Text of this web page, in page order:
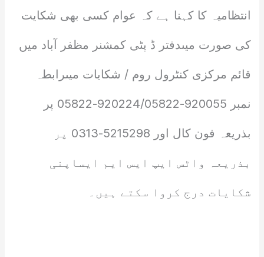
انتظامیہ کا کہنا ہے کہ عوام کسی بھی شکایت
کی صورت میںدفتر ڈ پٹی کمشنر مظفر آباد میں
قائم مرکزی کنٹرول روم / شکایات میںرابطہ
نمبر 920055-920224/05822-05822 پر
بذریعہ فون کال اور 5215298-0313 پر
بذریعہ واٹس ایپ ایس ایم ایساپنی
شکایات درج کروا سکتے ہیں۔